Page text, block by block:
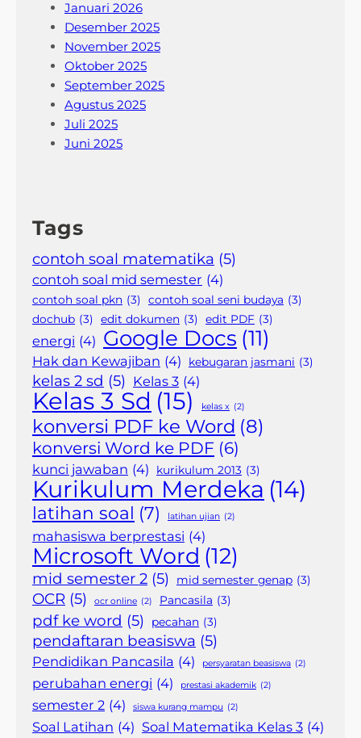
Januari 2026
Desember 2025
November 2025
Oktober 2025
September 2025
Agustus 2025
Juli 2025
Juni 2025
Tags
contoh soal matematika (5)
contoh soal mid semester (4)
contoh soal pkn (3) contoh soal seni budaya (3)
dochub (3) edit dokumen (3) edit PDF (3)
energi (4) Google Docs (11)
Hak dan Kewajiban (4) kebugaran jasmani (3)
kelas 2 sd (5) Kelas 3 (4)
Kelas 3 Sd (15) kelas x (2)
konversi PDF ke Word (8)
konversi Word ke PDF (6)
kunci jawaban (4) kurikulum 2013 (3)
Kurikulum Merdeka (14)
latihan soal (7) latihan ujian (2)
mahasiswa berprestasi (4)
Microsoft Word (12)
mid semester 2 (5) mid semester genap (3)
OCR (5) ocr online (2) Pancasila (3)
pdf ke word (5) pecahan (3)
pendaftaran beasiswa (5)
Pendidikan Pancasila (4) persyaratan beasiswa (2)
perubahan energi (4) prestasi akademik (2)
semester 2 (4) siswa kurang mampu (2)
Soal Latihan (4) Soal Matematika Kelas 3 (4)